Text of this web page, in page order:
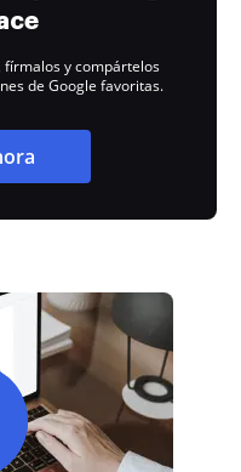
fírmalos y compártelos
de Google favoritas.